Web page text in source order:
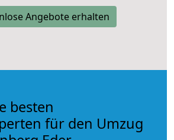
Angebote erhalten
besten
für den Umzug